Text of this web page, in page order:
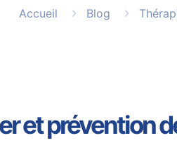
Accueil Blog
et prévention